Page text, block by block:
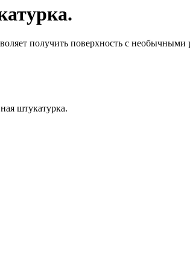
получить поверхность с
штукатурка.